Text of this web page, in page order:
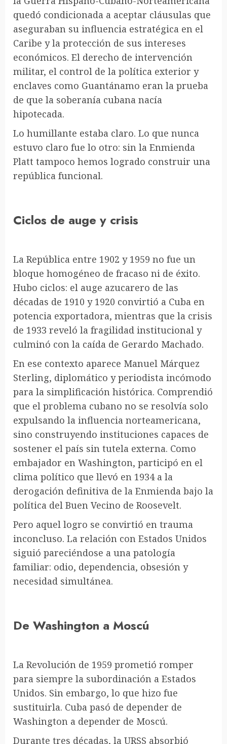
quedó condicionada a aceptar cláusulas que
aseguraban su influencia estratégica en el
Caribe y la protección de sus intereses
económicos. El derecho de intervención
militar, el control de la política exterior y
enclaves como Guantánamo eran la prueba
de que la soberanía cubana nacía
hipotecada.
Lo humillante estaba claro. Lo que nunca
estuvo claro fue lo otro: sin la Enmienda
Platt tampoco hemos logrado construir una
república funcional.
Ciclos de auge y crisis
La República entre 1902 y 1959 no fue un
bloque homogéneo de fracaso ni de éxito.
Hubo ciclos: el auge azucarero de las
décadas de 1910 y 1920 convirtió a Cuba en
potencia exportadora, mientras que la crisis
de 1933 reveló la fragilidad institucional y
culminó con la caída de Gerardo Machado.
En ese contexto aparece Manuel Márquez
Sterling, diplomático y periodista incómodo
para la simplificación histórica. Comprendió
que el problema cubano no se resolvía solo
expulsando la influencia norteamericana,
sino construyendo instituciones capaces de
sostener el país sin tutela externa. Como
embajador en Washington, participó en el
clima político que llevó en 1934 a la
derogación definitiva de la Enmienda bajo la
política del Buen Vecino de Roosevelt.
Pero aquel logro se convirtió en trauma
inconcluso. La relación con Estados Unidos
siguió pareciéndose a una patología
familiar: odio, dependencia, obsesión y
necesidad simultánea.
De Washington a Moscú
La Revolución de 1959 prometió romper
para siempre la subordinación a Estados
Unidos. Sin embargo, lo que hizo fue
sustituirla. Cuba pasó de depender de
Washington a depender de Moscú.
Durante tres décadas, la URSS absorbió